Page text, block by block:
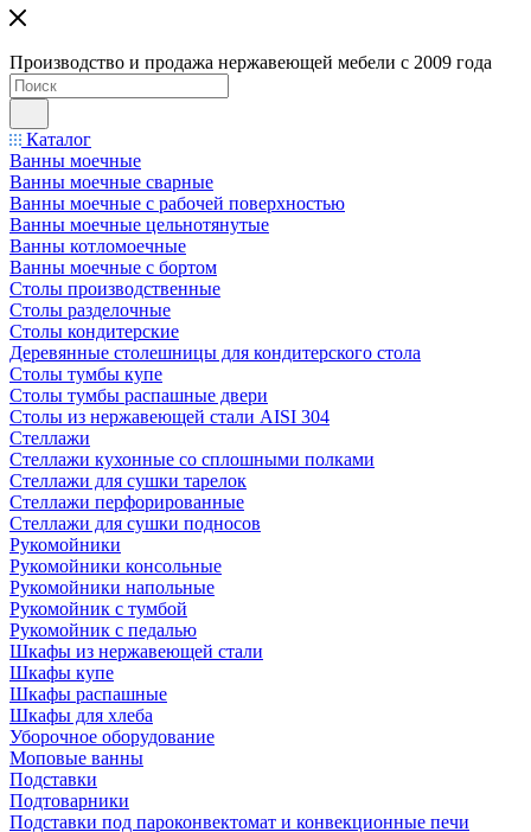
Производство и продажа нержавеющей мебели с 2009 года
Каталог
Ванны моечные
Ванны моечные сварные
Ванны моечные с рабочей поверхностью
Ванны моечные цельнотянутые
Ванны котломоечные
Ванны моечные с бортом
Столы производственные
Столы разделочные
Столы кондитерские
Деревянные столешницы для кондитерского стола
Столы тумбы купе
Столы тумбы распашные двери
Столы из нержавеющей стали AISI 304
Стеллажи
Стеллажи кухонные со сплошными полками
Стеллажи для сушки тарелок
Стеллажи перфорированные
Стеллажи для сушки подносов
Рукомойники
Рукомойники консольные
Рукомойники напольные
Рукомойник с тумбой
Рукомойник с педалью
Шкафы из нержавеющей стали
Шкафы купе
Шкафы распашные
Шкафы для хлеба
Уборочное оборудование
Моповые ванны
Подставки
Подтоварники
Подставки под пароконвектомат и конвекционные печи